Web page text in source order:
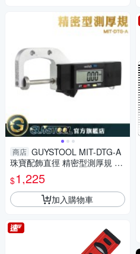
商店 GUYSTOOL MIT-DTG-A
珠寶配飾直徑 精密型測厚規 珠
寶直徑測量 紙張厚度 珠寶測厚
儀 測圓珠直徑
$1,225
加入購物車